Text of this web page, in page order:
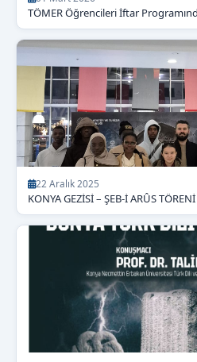
TÖMER Öğrencileri İftar
22 Aralık 2025
KONYA GEZİSİ – ŞEB-İ ARÛS TÖRENİ